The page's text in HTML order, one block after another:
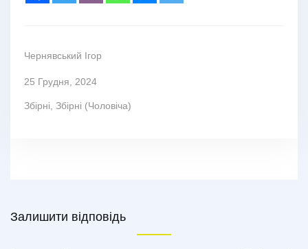
Чернявський Ігор
25 Грудня, 2024
Збірні Збірні (Чоловіча)
Залишити відповідь